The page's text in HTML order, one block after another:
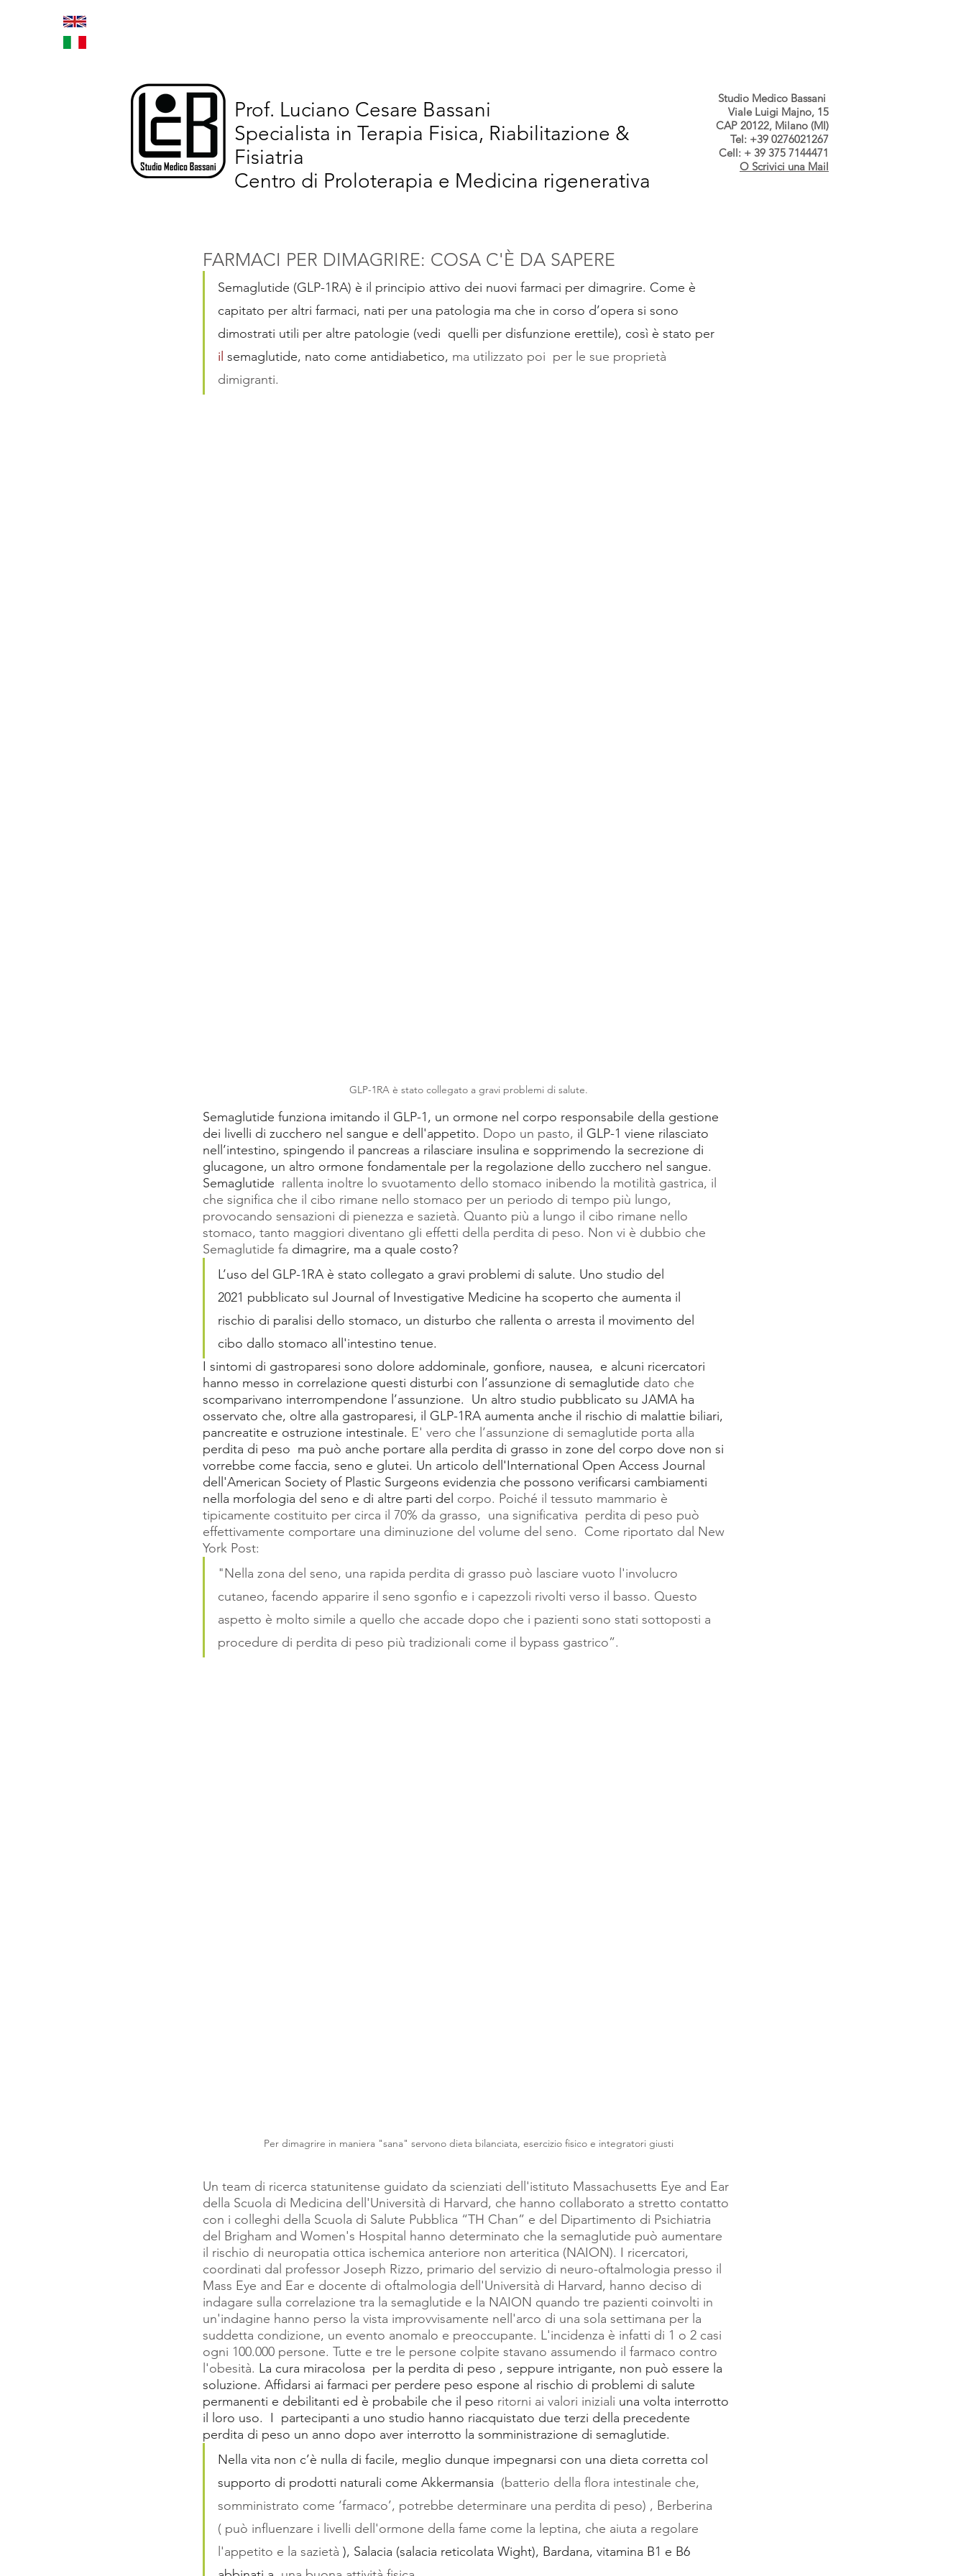
Prof. Luciano Cesare Bassani
Specialista in Terapia Fisica, Riabilitazione &
Fisiatria
Centro di Proloterapia e Medicina rigenerativa
Studio Medico Bassani
Viale Luigi Majno, 15
CAP 20122, Milano (MI)
Tel: +39 0276021267
Cell: + 39 375 7144471
O Scrivici una Mail
FARMACI PER DIMAGRIRE: COSA C'È DA SAPERE
Semaglutide (GLP-1RA) è il principio attivo dei nuovi farmaci per dimagrire. Come è
capitato per altri farmaci, nati per una patologia ma che in corso d’opera si sono
dimostrati utili per altre patologie (vedi  quelli per disfunzione erettile), così è stato per
il semaglutide, nato come antidiabetico, ma utilizzato poi per le sue proprietà
dimigranti.
GLP-1RA è stato collegato a gravi problemi di salute.
Semaglutide funziona imitando il GLP-1, un ormone nel corpo responsabile della gestione
dei livelli di zucchero nel sangue e dell'appetito. Dopo un pasto, il GLP-1 viene rilasciato
nell’intestino, spingendo il pancreas a rilasciare insulina e sopprimendo la secrezione di
glucagone, un altro ormone fondamentale per la regolazione dello zucchero nel sangue.
Semaglutide rallenta inoltre lo svuotamento dello stomaco inibendo la motilità gastrica, il
che significa che il cibo rimane nello stomaco per un periodo di tempo più lungo,
provocando sensazioni di pienezza e sazietà. Quanto più a lungo il cibo rimane nello
stomaco, tanto maggiori diventano gli effetti della perdita di peso. Non vi è dubbio che
Semaglutide fa dimagrire, ma a quale costo?
L’uso del GLP-1RA è stato collegato a gravi problemi di salute. Uno studio del
2021 pubblicato sul Journal of Investigative Medicine ha scoperto che aumenta il
rischio di paralisi dello stomaco, un disturbo che rallenta o arresta il movimento del
cibo dallo stomaco all'intestino tenue.
I sintomi di gastroparesi sono dolore addominale, gonfiore, nausea,  e alcuni ricercatori
hanno messo in correlazione questi disturbi con l’assunzione di semaglutide dato che
scomparivano interrompendone l’assunzione.  Un altro studio pubblicato su JAMA ha
osservato che, oltre alla gastroparesi, il GLP-1RA aumenta anche il rischio di malattie biliari,
pancreatite e ostruzione intestinale. E' vero che l’assunzione di semaglutide porta alla
perdita di peso  ma può anche portare alla perdita di grasso in zone del corpo dove non si
vorrebbe come faccia, seno e glutei. Un articolo dell'International Open Access Journal
dell'American Society of Plastic Surgeons evidenzia che possono verificarsi cambiamenti
nella morfologia del seno e di altre parti del corpo. Poiché il tessuto mammario è
tipicamente costituito per circa il 70% da grasso,  una significativa  perdita di peso può
effettivamente comportare una diminuzione del volume del seno.  Come riportato dal New
York Post:
"Nella zona del seno, una rapida perdita di grasso può lasciare vuoto l'involucro
cutaneo, facendo apparire il seno sgonfio e i capezzoli rivolti verso il basso. Questo
aspetto è molto simile a quello che accade dopo che i pazienti sono stati sottoposti a
procedure di perdita di peso più tradizionali come il bypass gastrico”.
Per dimagrire in maniera "sana" servono dieta bilanciata, esercizio fisico e integratori giusti
Un team di ricerca statunitense guidato da scienziati dell'istituto Massachusetts Eye and Ear
della Scuola di Medicina dell'Università di Harvard, che hanno collaborato a stretto contatto
con i colleghi della Scuola di Salute Pubblica “TH Chan” e del Dipartimento di Psichiatria
del Brigham and Women's Hospital hanno determinato che la semaglutide può aumentare
il rischio di neuropatia ottica ischemica anteriore non arteritica (NAION). I ricercatori,
coordinati dal professor Joseph Rizzo, primario del servizio di neuro-oftalmologia presso il
Mass Eye and Ear e docente di oftalmologia dell'Università di Harvard, hanno deciso di
indagare sulla correlazione tra la semaglutide e la NAION quando tre pazienti coinvolti in
un'indagine hanno perso la vista improvvisamente nell'arco di una sola settimana per la
suddetta condizione, un evento anomalo e preoccupante. L'incidenza è infatti di 1 o 2 casi
ogni 100.000 persone. Tutte e tre le persone colpite stavano assumendo il farmaco contro
l'obesità. La cura miracolosa  per la perdita di peso , seppure intrigante, non può essere la
soluzione. Affidarsi ai farmaci per perdere peso espone al rischio di problemi di salute
permanenti e debilitanti ed è probabile che il peso ritorni ai valori iniziali una volta interrotto
il loro uso.  I  partecipanti a uno studio hanno riacquistato due terzi della precedente
perdita di peso un anno dopo aver interrotto la somministrazione di semaglutide.
Nella vita non c’è nulla di facile, meglio dunque impegnarsi con una dieta corretta col
supporto di prodotti naturali come Akkermansia (batterio della flora intestinale che,
somministrato come ‘farmaco’, potrebbe determinare una perdita di peso) , Berberina
( può influenzare i livelli dell'ormone della fame come la leptina, che aiuta a regolare
l'appetito e la sazietà ), Salacia (salacia reticolata Wight), Bardana, vitamina B1 e B6